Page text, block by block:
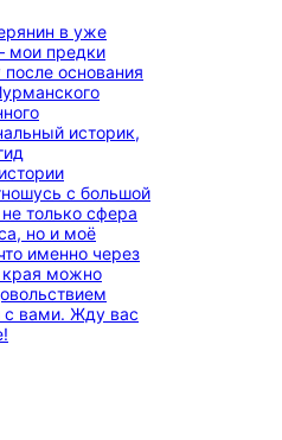
в уже
мои предки
основания
историк,
с большой
только сфера
но и моё
именно через
края можно
вами. Жду вас